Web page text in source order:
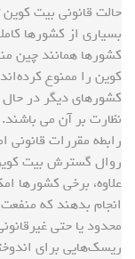
حالت قانونی بیت
بسیاری از کشورها
کشورها همانند چین
کوین را ممنوع
کشورهای دیگر در حال
نظارت بر آن می
رابطه مقررات قانونی
روال گسترش بیت
علاوه، برخی کشورها
انجام بدهند که
محدود یا حتی
ریسک‌هایی برای